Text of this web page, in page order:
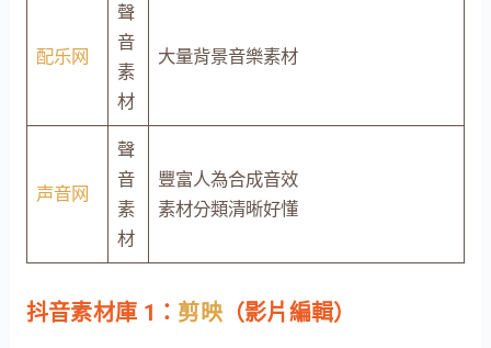
配乐网
聲
音
素
材
大量背景音樂素材
声音网
聲
音
素
材
豐富人為合成音效
素材分類清晰好懂
抖音素材庫 1： 剪映（影片編輯）